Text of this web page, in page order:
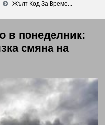
Жълт Код За Време...
в понеделник:
смяна на